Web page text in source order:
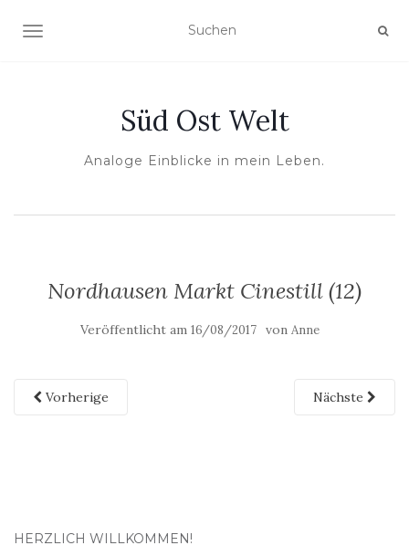
NAVIGATION UMSCHALTEN
Süd Ost Welt
Analoge Einblicke in mein Leben.
Nordhausen Markt Cinestill (12)
Veröffentlicht am 16/08/2017 von Anne
Vorherige Nächste
HERZLICH WILLKOMMEN!